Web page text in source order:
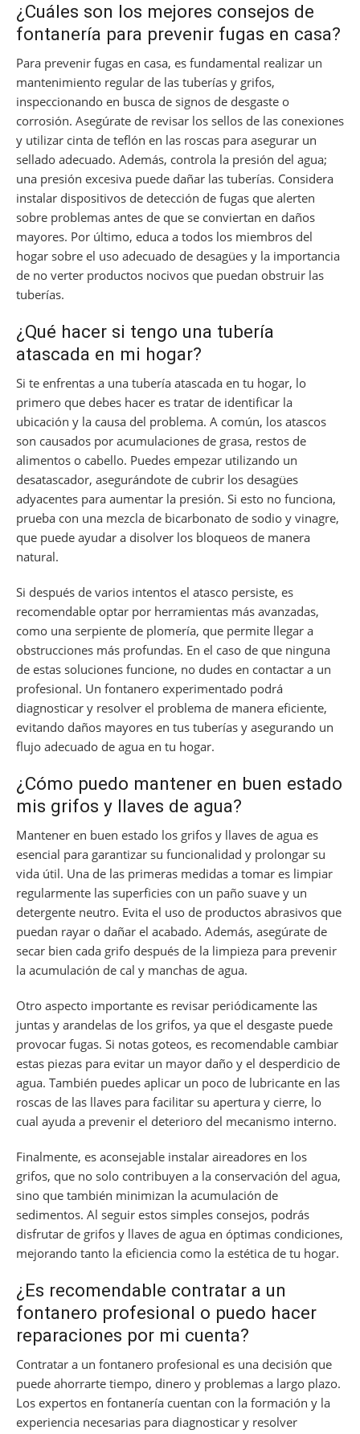
¿Cuáles son los mejores consejos de
fontanería para prevenir fugas en casa?
Para prevenir fugas en casa, es fundamental realizar un
mantenimiento regular de las tuberías y grifos,
inspeccionando en busca de signos de desgaste o
corrosión. Asegúrate de revisar los sellos de las conexiones
y utilizar cinta de teflón en las roscas para asegurar un
sellado adecuado. Además, controla la presión del agua;
una presión excesiva puede dañar las tuberías. Considera
instalar dispositivos de detección de fugas que alerten
sobre problemas antes de que se conviertan en daños
mayores. Por último, educa a todos los miembros del
hogar sobre el uso adecuado de desagües y la importancia
de no verter productos nocivos que puedan obstruir las
tuberías.
¿Qué hacer si tengo una tubería
atascada en mi hogar?
Si te enfrentas a una tubería atascada en tu hogar, lo
primero que debes hacer es tratar de identificar la
ubicación y la causa del problema. A común, los atascos
son causados por acumulaciones de grasa, restos de
alimentos o cabello. Puedes empezar utilizando un
desatascador, asegurándote de cubrir los desagües
adyacentes para aumentar la presión. Si esto no funciona,
prueba con una mezcla de bicarbonato de sodio y vinagre,
que puede ayudar a disolver los bloqueos de manera
natural.
Si después de varios intentos el atasco persiste, es
recomendable optar por herramientas más avanzadas,
como una serpiente de plomería, que permite llegar a
obstrucciones más profundas. En el caso de que ninguna
de estas soluciones funcione, no dudes en contactar a un
profesional. Un fontanero experimentado podrá
diagnosticar y resolver el problema de manera eficiente,
evitando daños mayores en tus tuberías y asegurando un
flujo adecuado de agua en tu hogar.
¿Cómo puedo mantener en buen estado
mis grifos y llaves de agua?
Mantener en buen estado los grifos y llaves de agua es
esencial para garantizar su funcionalidad y prolongar su
vida útil. Una de las primeras medidas a tomar es limpiar
regularmente las superficies con un paño suave y un
detergente neutro. Evita el uso de productos abrasivos que
puedan rayar o dañar el acabado. Además, asegúrate de
secar bien cada grifo después de la limpieza para prevenir
la acumulación de cal y manchas de agua.
Otro aspecto importante es revisar periódicamente las
juntas y arandelas de los grifos, ya que el desgaste puede
provocar fugas. Si notas goteos, es recomendable cambiar
estas piezas para evitar un mayor daño y el desperdicio de
agua. También puedes aplicar un poco de lubricante en las
roscas de las llaves para facilitar su apertura y cierre, lo
cual ayuda a prevenir el deterioro del mecanismo interno.
Finalmente, es aconsejable instalar aireadores en los
grifos, que no solo contribuyen a la conservación del agua,
sino que también minimizan la acumulación de
sedimentos. Al seguir estos simples consejos, podrás
disfrutar de grifos y llaves de agua en óptimas condiciones,
mejorando tanto la eficiencia como la estética de tu hogar.
¿Es recomendable contratar a un
fontanero profesional o puedo hacer
reparaciones por mi cuenta?
Contratar a un fontanero profesional es una decisión que
puede ahorrarte tiempo, dinero y problemas a largo plazo.
Los expertos en fontanería cuentan con la formación y la
experiencia necesarias para diagnosticar y resolver